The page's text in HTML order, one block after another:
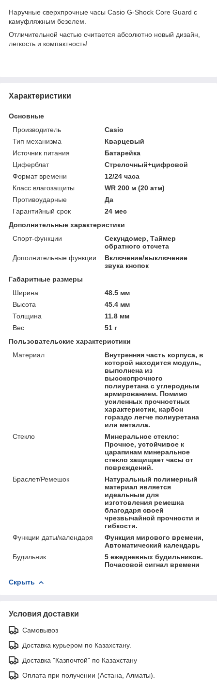
Наручные сверхпрочные часы Casio G-Shock Core Guard с
камуфляжным безелем.
Отличительной частью считается абсолютно новый дизайн,
легкость и компактность!
Характеристики
Основные
Производитель
Casio
Тип механизма
Кварцевый
Источник питания
Батарейка
Циферблат
Стрелочный+цифровой
Формат времени
12/24 часа
Класс влагозащиты
WR 200 м (20 атм)
Противоударные
Да
Гарантийный срок
24 мес
Дополнительные характеристики
Спорт-функции
Секундомер, Таймер
обратного отсчета
Дополнительные функции
Включение/выключение
звука кнопок
Габаритные размеры
Ширина
48.5 мм
Высота
45.4 мм
Толщина
11.8 мм
Вес
51 г
Пользовательские характеристики
Материал
Внутренняя часть корпуса, в
которой находится модуль,
выполнена из
высокопрочного
полиуретана с углеродным
армированием. Помимо
усиленных прочностных
характеристик, карбон
гораздо легче полиуретана
или металла.
Стекло
Минеральное стекло:
Прочное, устойчивое к
царапинам минеральное
стекло защищает часы от
повреждений.
Браслет/Ремешок
Натуральный полимерный
материал является
идеальным для
изготовления ремешка
благодаря своей
чрезвычайной прочности и
гибкости.
Функции даты/календаря
Функция мирового времени,
Автоматический календарь
Будильник
5 ежедневных будильников.
Почасовой сигнал времени
Скрыть
Условия доставки
Самовывоз
Доставка курьером по Казахстану.
Доставка "Казпочтой" по Казахстану
Оплата при получении (Астана, Алматы).